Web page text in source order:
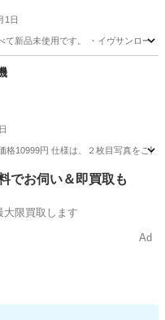
1日
べて新品未使用です。 ・イヴ
格10999円 仕様は、２枚目写真をご
外でお伺い＆即買取も
大限買取します
Ad